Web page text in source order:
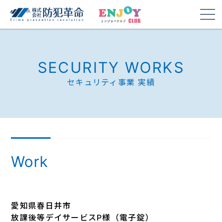
SECURITY WORKS
セキュリティ事業 実績
Work
愛知県春日井市
放課後等デイサービスP様（電子錠）